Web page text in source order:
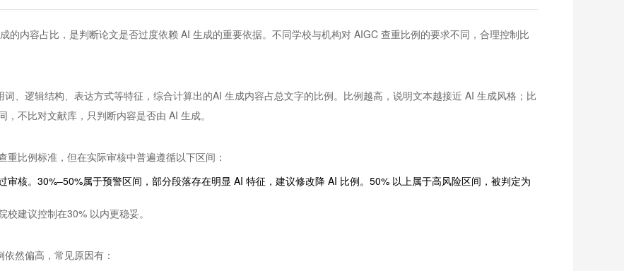
的内容占比，是判断论文是否过度依赖 AI 生成的重要依据。不同学校与机构对 AIGC 查重比例的要求不同，合理控制比
、逻辑结构、表达方式等特征，综合计算出的AI 生成内容占总文字的比例。比例越高，说明文本越接近 AI 生成风格；比
不比对文献库，只判断内容是否由 AI 生成。
比例标准，但在实际审核中普遍遵循以下区间：
核。30%–50%属于预警区间，部分段落存在明显 AI 特征，建议修改降 AI 比例。50% 以上属于高风险区间，被判定为
建议控制在30% 以内更稳妥。
然偏高，常见原因有：